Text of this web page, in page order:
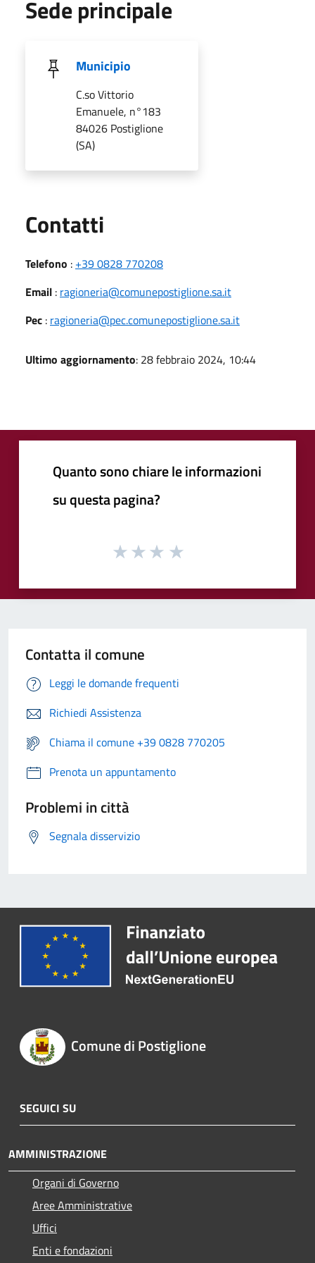
Sede principale
Municipio
C.so Vittorio
Emanuele, n°183
84026 Postiglione
(SA)
Contatti
Telefono : +39 0828 770208
Email : ragioneria@comunepostiglione.sa.it
Pec : ragioneria@pec.comunepostiglione.sa.it
Ultimo aggiornamento: 28 febbraio 2024, 10:44
Quanto sono chiare le informazioni
su questa pagina?
Contatta il comune
Leggi le domande frequenti
Richiedi Assistenza
Chiama il comune +39 0828 770205
Prenota un appuntamento
Problemi in città
Segnala disservizio
Comune di Postiglione
SEGUICI SU
AMMINISTRAZIONE
Organi di Governo
Aree Amministrative
Uffici
Enti e fondazioni